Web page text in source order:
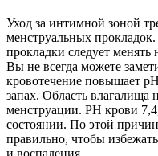
Уход за интимной зоной
менструальных
прокладки следует
Вы не всегда можете
кровотечение повышает
запах. Область влагалища
менструации. PH крови
состоянии. По этой
правильно, чтобы
и воспаления.